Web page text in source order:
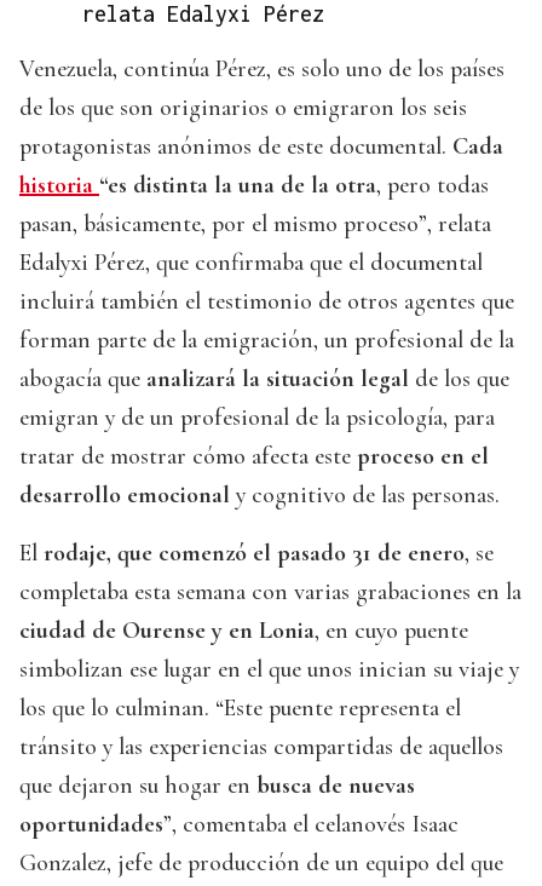
relata Edalyxi Pérez
Venezuela, continúa Pérez, es solo uno de los países
de los que son originarios o emigraron los seis
protagonistas anónimos de este documental. Cada
historia “es distinta la una de la otra, pero todas
pasan, básicamente, por el mismo proceso”, relata
Edalyxi Pérez, que confirmaba que el documental
incluirá también el testimonio de otros agentes que
forman parte de la emigración, un profesional de la
abogacía que analizará la situación legal de los que
emigran y de un profesional de la psicología, para
tratar de mostrar cómo afecta este proceso en el
desarrollo emocional y cognitivo de las personas.
El rodaje, que comenzó el pasado 31 de enero, se
completaba esta semana con varias grabaciones en la
ciudad de Ourense y en Lonia, en cuyo puente
simbolizan ese lugar en el que unos inician su viaje y
los que lo culminan. “Este puente representa el
tránsito y las experiencias compartidas de aquellos
que dejaron su hogar en busca de nuevas
oportunidades”, comentaba el celanovés Isaac
Gonzalez, jefe de producción de un equipo del que